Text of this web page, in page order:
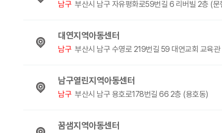
남구 부산시 남구 자유평화로59번길 6 리버빌 2층 (문
대연지역아동센터
남구 부산시 남구 수영로 219번길 59 대연교회 교육
남구열린지역아동센터
남구 부산시 남구 용호로178번길 66 2층 (용호동)
꿈샘지역아동센터